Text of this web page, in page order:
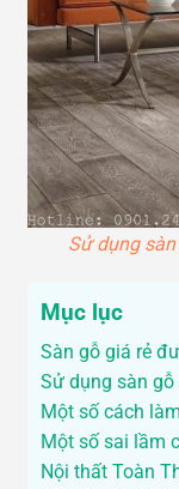
Sử dụng
Mục lục
Sàn gỗ giá rẻ
Sử dụng sàn
Một số cách
Một số sai lầm
Nội thất Toàn